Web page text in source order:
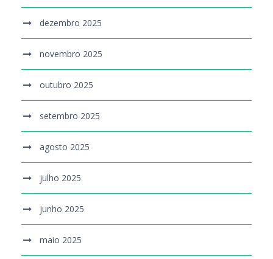
dezembro 2025
novembro 2025
outubro 2025
setembro 2025
agosto 2025
julho 2025
junho 2025
maio 2025